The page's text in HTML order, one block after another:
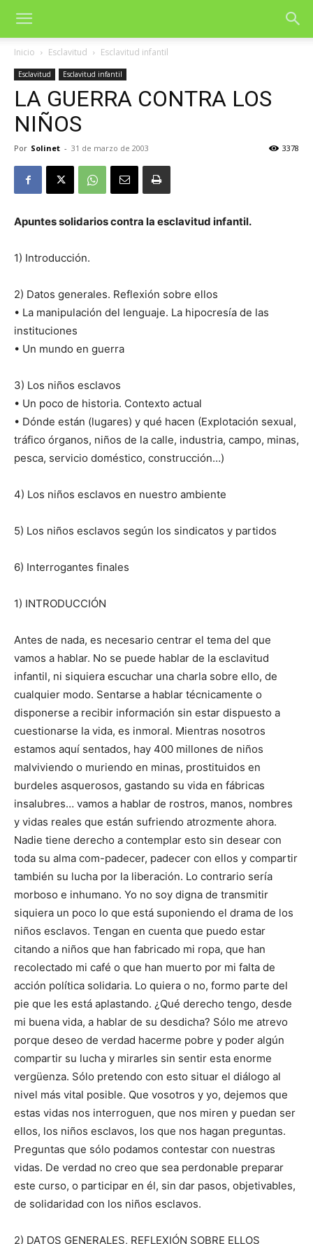
Inicio Esclavitud Esclavitud infantil
Esclavitud Esclavitud infantil
LA GUERRA CONTRA LOS
NIÑOS
Por Solinet - 31 de marzo de 2003 3378
Apuntes solidarios contra la esclavitud infantil.
1) Introducción.
2) Datos generales. Reflexión sobre ellos
• La manipulación del lenguaje. La hipocresía de las
instituciones
• Un mundo en guerra
3) Los niños esclavos
• Un poco de historia. Contexto actual
• Dónde están (lugares) y qué hacen (Explotación sexual,
tráfico órganos, niños de la calle, industria, campo, minas,
pesca, servicio doméstico, construcción…)
4) Los niños esclavos en nuestro ambiente
5) Los niños esclavos según los sindicatos y partidos
6) Interrogantes finales
1) INTRODUCCIÓN
Antes de nada, es necesario centrar el tema del que
vamos a hablar. No se puede hablar de la esclavitud
infantil, ni siquiera escuchar una charla sobre ello, de
cualquier modo. Sentarse a hablar técnicamente o
disponerse a recibir información sin estar dispuesto a
cuestionarse la vida, es inmoral. Mientras nosotros
estamos aquí sentados, hay 400 millones de niños
malviviendo o muriendo en minas, prostituidos en
burdeles asquerosos, gastando su vida en fábricas
insalubres… vamos a hablar de rostros, manos, nombres
y vidas reales que están sufriendo atrozmente ahora.
Nadie tiene derecho a contemplar esto sin desear con
toda su alma com-padecer, padecer con ellos y compartir
también su lucha por la liberación. Lo contrario sería
morboso e inhumano. Yo no soy digna de transmitir
siquiera un poco lo que está suponiendo el drama de los
niños esclavos. Tengan en cuenta que puedo estar
citando a niños que han fabricado mi ropa, que han
recolectado mi café o que han muerto por mi falta de
acción política solidaria. Lo quiera o no, formo parte del
pie que les está aplastando. ¿Qué derecho tengo, desde
mi buena vida, a hablar de su desdicha? Sólo me atrevo
porque deseo de verdad hacerme pobre y poder algún
compartir su lucha y mirarles sin sentir esta enorme
vergüenza. Sólo pretendo con esto situar el diálogo al
nivel más vital posible. Que vosotros y yo, dejemos que
estas vidas nos interroguen, que nos miren y puedan ser
ellos, los niños esclavos, los que nos hagan preguntas.
Preguntas que sólo podamos contestar con nuestras
vidas. De verdad no creo que sea perdonable preparar
este curso, o participar en él, sin dar pasos, objetivables,
de solidaridad con los niños esclavos.
2) DATOS GENERALES, REFLEXIÓN SOBRE ELLOS